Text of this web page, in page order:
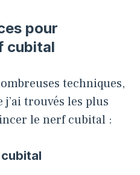
pour
cubital
techniques,
trouvés les plus
le nerf cubital :